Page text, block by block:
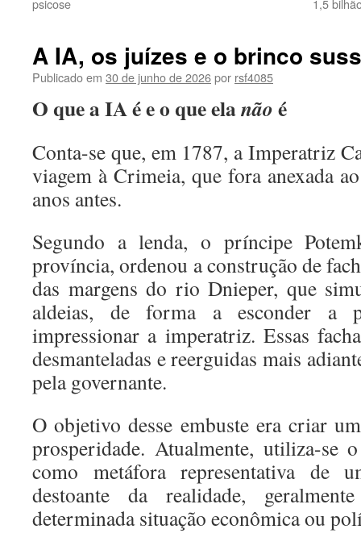
psicose
1,5
A IA, os juízes e o brinco
Publicado em 30 de junho de 2026por rsf4085
O que a IA é e o que elanãoé
Conta-se que, em 1787, a Imperatriz
viagem à Crimeia, que fora anexada
anos antes.
Segundo a lenda, o príncipe
província, ordenou a construção de
das margens do rio Dnieper, que
aldeias, de forma a esconder a
impressionar a imperatriz. Essas
desmanteladas e reerguidas mais
pela governante.
O objetivo desse embuste era criar
prosperidade. Atualmente, utiliza-se
como metáfora representativa de
destoante da realidade,
determinada situação econômica ou